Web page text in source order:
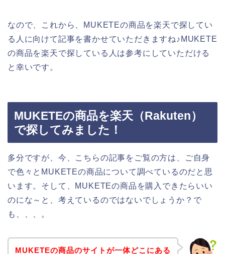
なので、これから、MUKETEの商品を楽天で探してい
る人に向けて記事を書かせていただきますね♪MUKETE
の商品を楽天で探している人は参考にしていただける
と幸いです。
MUKETEの商品を楽天（Rakuten）
で探してみました！
多分ですが、今、こちらの記事をご覧の方は、ご自身
で色々とMUKETEの商品について調べているのだと思
います。そして、MUKETEの商品を購入できたらいい
のにな～と、考えているのではないでしょうか？で
も、、、。
MUKETEの商品のサイトが一体どこにある